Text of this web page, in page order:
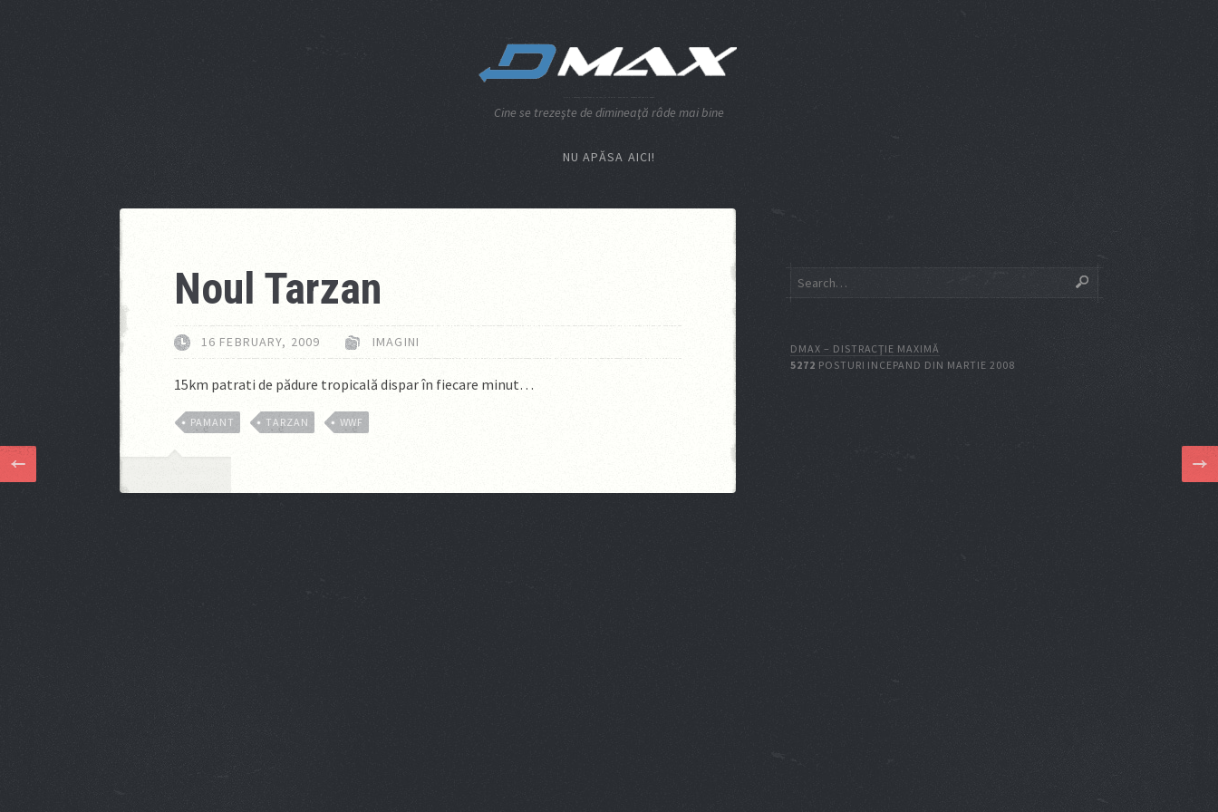
Cine se trezeşte de dimineaţă râde mai bine
NU APĂSA AICI!
Noul Tarzan
16 FEBRUARY, 2009 IMAGINI
15km patrati de pădure tropicală dispar în fiecare minut…
PAMANT TARZAN WWF
DMAX – DISTRACŢIE MAXIMĂ
5272 POSTURI INCEPAND DIN MARTIE 2008